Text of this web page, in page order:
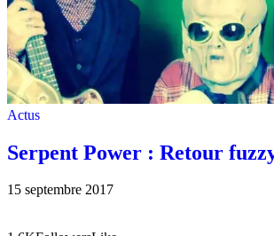
Actus
Serpent Power : Retour
15 septembre 2017